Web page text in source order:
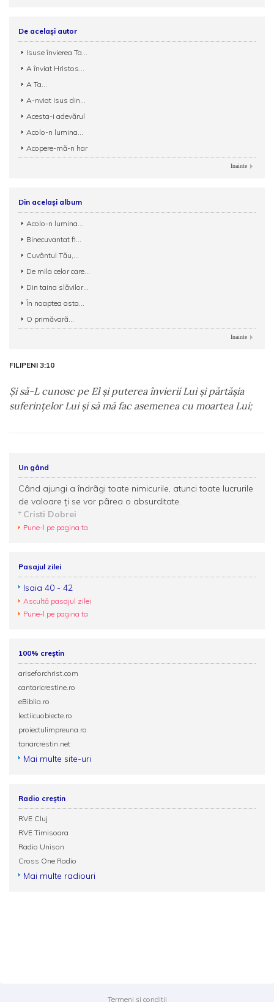
De același autor
Isuse învierea Ta...
A înviat Hristos...
A Ta...
A-nviat Isus din...
Acesta-i adevărul
Acolo-n lumina...
Acopere-mă-n har
Inainte
Din același album
Acolo-n lumina...
Binecuvantat fi...
Cuvântul Tău,...
De mila celor care...
Din taina slăvilor...
În noaptea asta...
O primăvară...
Inainte
FILIPENI 3:10
Şi să-L cunosc pe El şi puterea învierii Lui şi părtăşia
suferinţelor Lui şi să mă fac asemenea cu moartea Lui;
Un gând
Când ajungi a îndrãgi toate nimicurile, atunci toate lucrurile
de valoare ţi se vor pãrea o absurditate.
Cristi Dobrei
Pune-l pe pagina ta
Pasajul zilei
Isaia 40 - 42
Ascultă pasajul zilei
Pune-l pe pagina ta
100% creștin
ariseforchrist.com
cantaricrestine.ro
eBiblia.ro
lectiicuobiecte.ro
proiectulimpreuna.ro
tanarcrestin.net
Mai multe site-uri
Radio creștin
RVE Cluj
RVE Timisoara
Radio Unison
Cross One Radio
Mai multe radiouri
Termeni și condiții